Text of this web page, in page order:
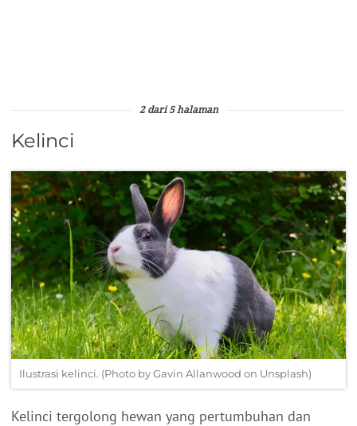
2 dari 5 halaman
Kelinci
Ilustrasi kelinci. (Photo by Gavin Allanwood on Unsplash)
Kelinci tergolong hewan yang pertumbuhan dan